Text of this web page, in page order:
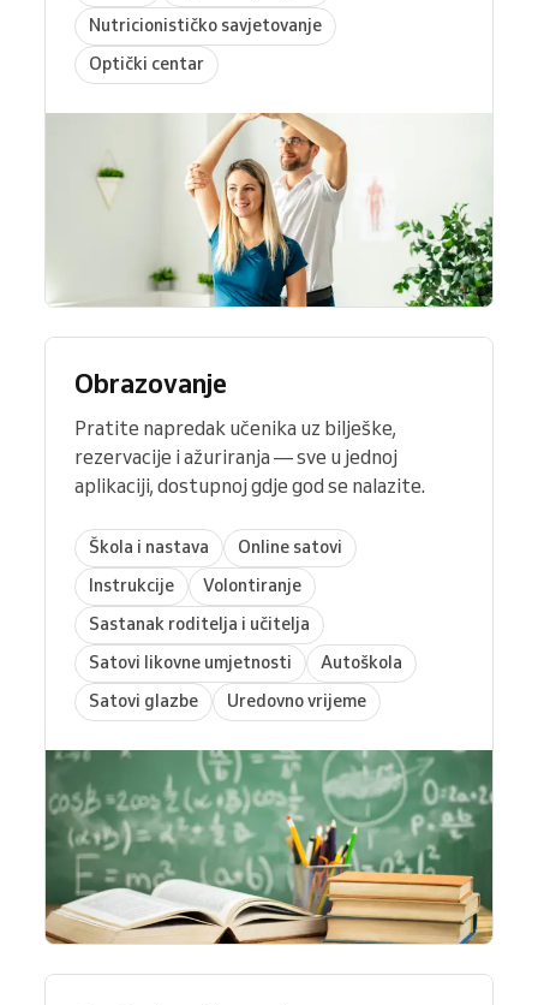
Nutricionističko savjetovanje
Optički centar
Obrazovanje
Pratite napredak učenika uz bilješke,
rezervacije i ažuriranja — sve u jednoj
aplikaciji, dostupnoj gdje god se nalazite.
Škola i nastava
Online satovi
Instrukcije
Volontiranje
Sastanak roditelja i učitelja
Satovi likovne umjetnosti
Autoškola
Satovi glazbe
Uredovno vrijeme